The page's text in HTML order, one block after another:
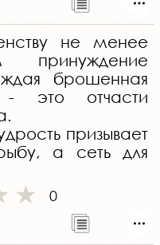
не менее
принуждение
брошенная
это отчасти
призывает
а сеть для
0